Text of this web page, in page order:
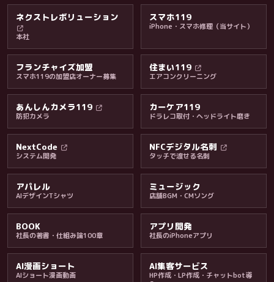
料金・保証・ご案内
ネクストレボリューション
本社
スマホ119
iPhone・スマホ修理（当サイト）
フランチャイズ加盟
スマホ119の加盟店オーナー募集
住まい119
エアコンクリーニング
あんしんカメラ119
防犯カメラ
カーケア119
ドラレコ取付・ヘッドライト磨き
NextCode
システム開発
NFCデジタル名刺
タッチで渡せる名刺
アパレル
AIデザインTシャツ
ミュージック
店舗BGM・CMソング
BOOK
社長の著書・仕組み論100章
アプリ開発
社長のiPhoneアプリ
AI漫画ショート
AIショート漫画動画
AI集客サービス
HP作成・LP作成・チャットbot導